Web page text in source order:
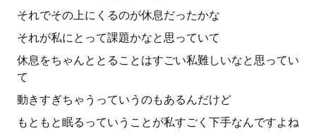
それでその上にくるのが休息だったかな
それが私にとって課題かなと思っていて
休息をちゃんととることはすごい私難しいなと思ってい
て
動きすぎちゃうっていうのもあるんだけど
もともと眠るっていうことが私すごく下手なんですよね